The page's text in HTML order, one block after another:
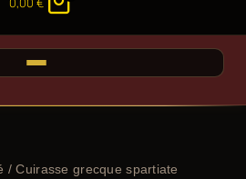
/ Cuirasse grecque spartiate